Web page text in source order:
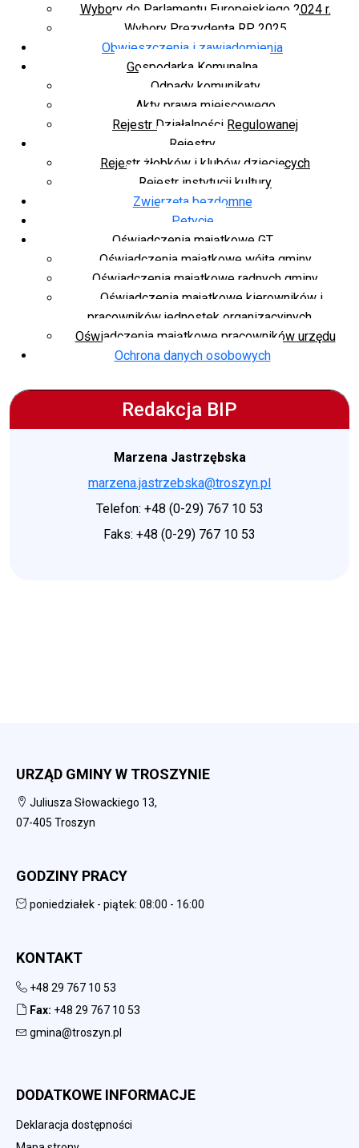
Wybory do Parlamentu Europejskiego 2024 r.
Wybory Prezydenta RP 2025
Obwieszczenia i zawiadomienia
Gospodarka Komunalna
Odpady komunikaty
Akty prawa miejscowego
Rejestr Działalności Regulowanej
Rejestry
Rejestr żłobków i klubów dziecięcych
Rejestr instytucji kultury
Zwierzęta bezdomne
Petycje
Oświadczenia majątkowe GT
Oświadczenia majątkowe wójta gminy
Oświadczenia majątkowe radnych gminy
Oświadczenia majątkowe kierowników i
pracowników jednostek organizacyjnych
Oświadczenia majątkowe pracowników urzędu
Ochrona danych osobowych
Redakcja BIP
Marzena Jastrzębska
marzena.jastrzebska@troszyn.pl
Telefon: +48 (0-29) 767 10 53
Faks: +48 (0-29) 767 10 53
URZĄD GMINY W TROSZYNIE
Juliusza Słowackiego 13,
07-405 Troszyn
GODZINY PRACY
poniedziałek - piątek: 08:00 - 16:00
KONTAKT
+48 29 767 10 53
Fax: +48 29 767 10 53
gmina@troszyn.pl
DODATKOWE INFORMACJE
Deklaracja dostępności